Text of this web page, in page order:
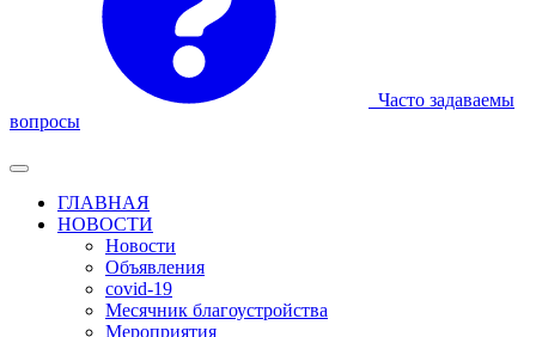
Часто задаваемы
вопросы
ГЛАВНАЯ
НОВОСТИ
Новости
Объявления
covid-19
Месячник благоустройства
Мероприятия